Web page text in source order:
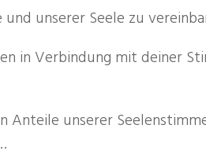
unserer Seele zu
in Verbindung mit deiner
Anteile unserer